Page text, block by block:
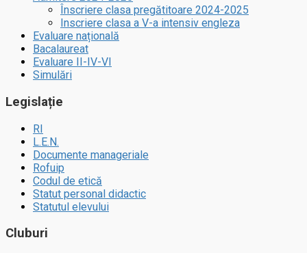
Înscriere clasa pregătitoare 2024-2025
Inscriere clasa a V-a intensiv engleza
Evaluare națională
Bacalaureat
Evaluare II-IV-VI
Simulări
Legislație
RI
L.E.N.
Documente manageriale
Rofuip
Codul de etică
Statut personal didactic
Statutul elevului
Cluburi